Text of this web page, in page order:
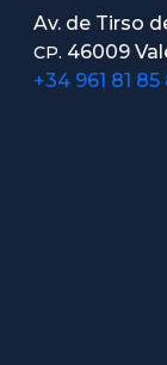
Av. de Tirso
CP. 46009
+34 961 81 85